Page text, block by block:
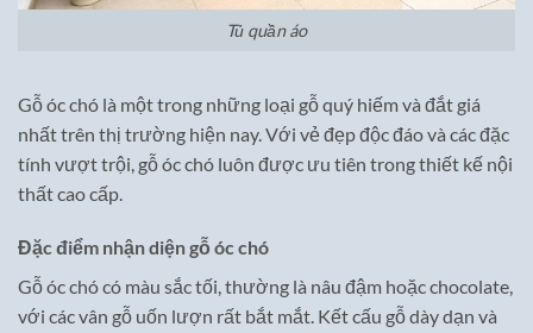
Tủ quần áo
Gỗ óc chó là một trong những loại gỗ quý hiếm và đắt giá
nhất trên thị trường hiện nay. Với vẻ đẹp độc đáo và các đặc
tính vượt trội, gỗ óc chó luôn được ưu tiên trong thiết kế nội
thất cao cấp.
Đặc điểm nhận diện gỗ óc chó
Gỗ óc chó có màu sắc tối, thường là nâu đậm hoặc chocolate,
với các vân gỗ uốn lượn rất bắt mắt. Kết cấu gỗ dày dạn và